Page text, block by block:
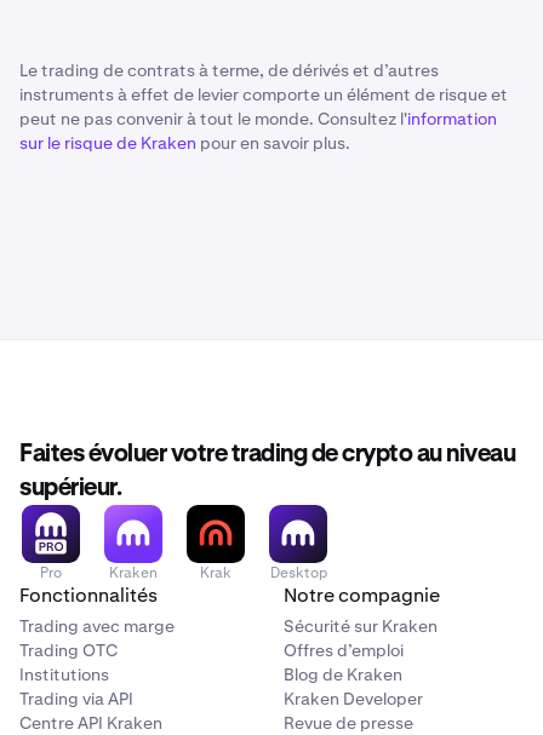
Le trading de contrats à terme, de dérivés et d’autres
instruments à effet de levier comporte un élément de risque et
peut ne pas convenir à tout le monde. Consultez l'information
sur le risque de Kraken pour en savoir plus.
Faites évoluer votre trading de crypto au niveau
supérieur.
Pro Kraken Krak Desktop
Fonctionnalités
Trading avec marge
Trading OTC
Institutions
Trading via API
Centre API Kraken
Notre compagnie
Sécurité sur Kraken
Offres d’emploi
Blog de Kraken
Kraken Developer
Revue de presse